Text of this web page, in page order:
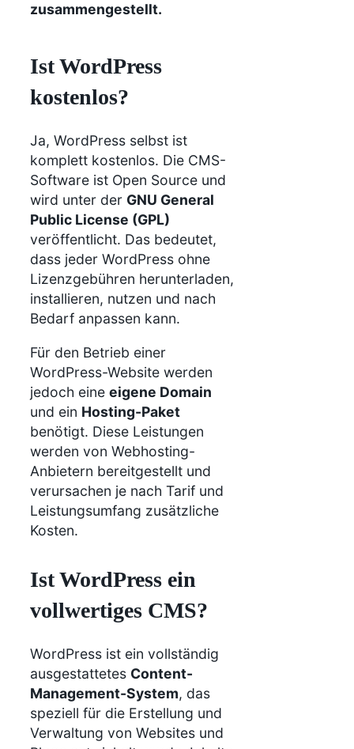
zusammengestellt.
Ist WordPress
kostenlos?
Ja, WordPress selbst ist
komplett kostenlos. Die CMS-
Software ist Open Source und
wird unter der GNU General
Public License (GPL)
veröffentlicht. Das bedeutet,
dass jeder WordPress ohne
Lizenzgebühren herunterladen,
installieren, nutzen und nach
Bedarf anpassen kann.
Für den Betrieb einer
WordPress-Website werden
jedoch eine eigene Domain
und ein Hosting-Paket
benötigt. Diese Leistungen
werden von Webhosting-
Anbietern bereitgestellt und
verursachen je nach Tarif und
Leistungsumfang zusätzliche
Kosten.
Ist WordPress ein
vollwertiges CMS?
WordPress ist ein vollständig
ausgestattetes Content-
Management-System, das
speziell für die Erstellung und
Verwaltung von Websites und